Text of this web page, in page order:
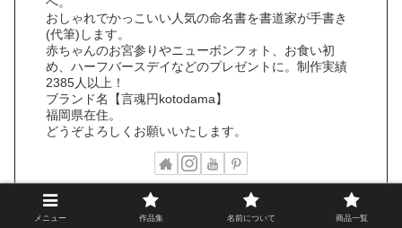
おしゃれでかっこいい人気の命名書を書道家が手書き
(代筆)します。
赤ちゃんのお宮参りやニューボンフォト、お食い初
め、ハーフバースデイなどのプレゼントに。制作実績
2385人以上！
ブランド名【言魂円kotodama】
福岡県在住。
どうぞよろしくお願いいたします。
メニュー 作品集 名前について 商品一覧